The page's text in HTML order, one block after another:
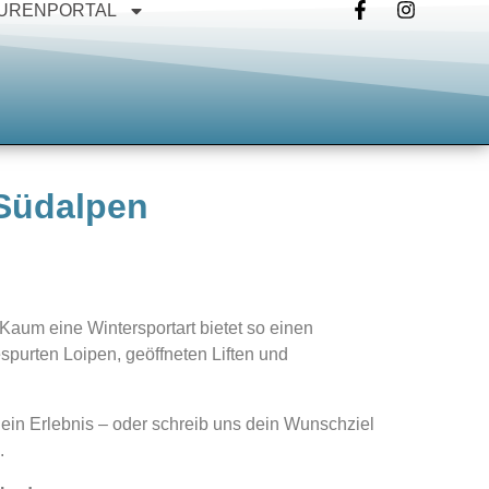
eine Wintersportart bietet so einen
Loipen, geöffneten Liften und
Erlebnis – oder schreib uns dein Wunschziel